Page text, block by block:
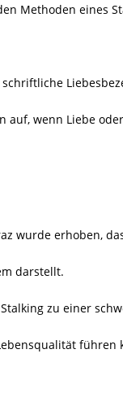
Methoden eines
wenn Liebe
wurde erhoben,
darstellt.
zu einer